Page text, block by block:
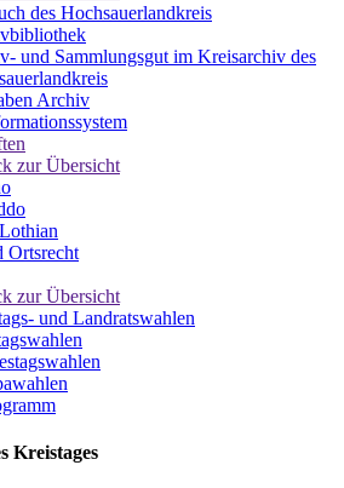
des Hochsauerlandkreis
und Sammlungsgut im Kreisarchiv des
Archiv
zur Übersicht
Ortsrecht
zur Übersicht
und Landratswahlen
Kreistages